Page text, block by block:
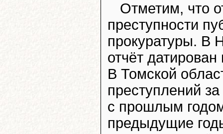
Отметим, что
преступности
прокуратуры. В
отчёт
В Томской
преступлений
с прошлым
предыдущие